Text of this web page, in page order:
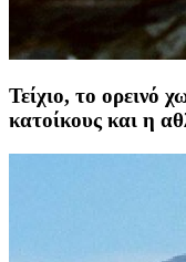
Τείχιο, το ορεινό
κατοίκους και η